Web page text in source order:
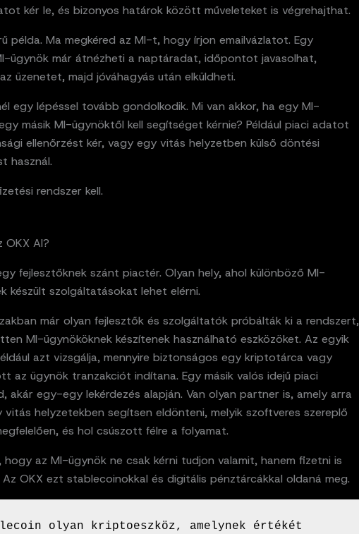
kér le, és bizonyos határok között műveleteket is végrehajthat.
példa. Ma megkéred az MI-t, hogy írjon emailvázlatot. Egy
ügynök már átnézheti a naptáradat, időpontot javasolhat,
üzenetet, majd jóváhagyás után elküldheti.
egy lépéssel tovább gondolkodik. Mi van akkor, ha egy MI-
másik MI-ügynöktől kell segítséget kérnie? Például piaci adatot
ellenőrzést kér, vagy egy vitás helyzetben külső döntési
használ.
rendszer kell.
OKX AI?
fejlesztőknek szánt piactér. Olyan hely, ahol különböző MI-
készült szolgáltatásokat lehet elérni.
már olyan fejlesztők és szolgáltatók próbálták ki a rendszert,
MI-ügynököknek készítenek használható eszközöket. Az egyik
azt vizsgálja, mennyire biztonságos egy kriptotárca vagy
az ügynök tranzakciót indítana. Egy másik valós idejű piaci
akár egy-egy lekérdezés alapján. Van olyan partner is, amely arra
vitás helyzetekben segítsen eldönteni, melyik szoftveres szereplő
és hol csúszott félre a folyamat.
hogy az MI-ügynök ne csak kérni tudjon valamit, hanem fizetni is
OKX ezt stablecoinokkal és digitális pénztárcákkal oldaná meg.
olyan kriptoeszköz, amelynek értékét